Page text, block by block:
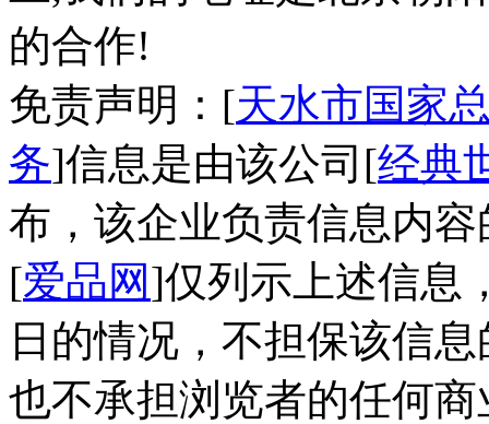
的合作!
免责声明：[天水市国家
务]信息是由该公司[经典
布，该企业负责信息内
[爱品网]仅列示上述信息
日的情况，不担保该信
也不承担浏览者的任何